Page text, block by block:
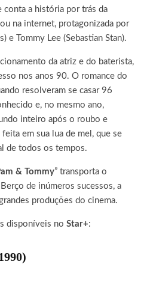
conta a história por trás da
na internet, protagonizada por
e Tommy Lee (Sebastian Stan).
da atriz e do baterista,
nos anos 90. O romance do
resolveram se casar 96
e, no mesmo ano,
inteiro após o roubo e
em sua lua de mel, que se
de todos os tempos.
& Tommy” transporta o
de inúmeros sucessos, a
produções do cinema.
disponíveis no Star+: